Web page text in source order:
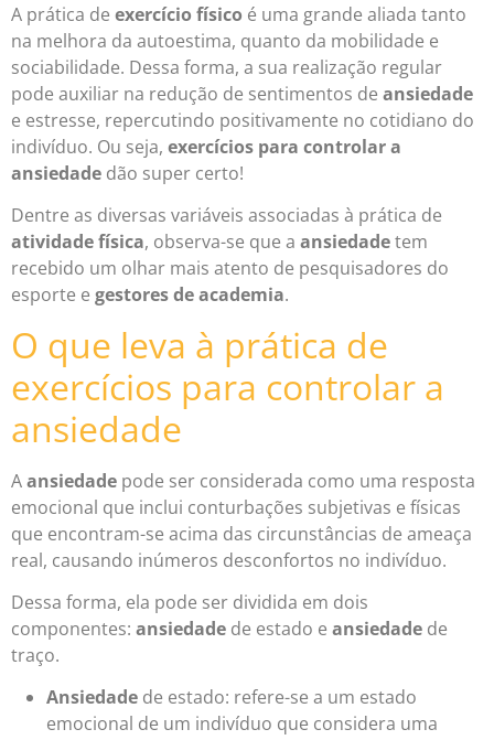
A prática de exercício físico é uma grande aliada tanto
na melhora da autoestima, quanto da mobilidade e
sociabilidade. Dessa forma, a sua realização regular
pode auxiliar na redução de sentimentos de ansiedade
e estresse, repercutindo positivamente no cotidiano do
indivíduo. Ou seja, exercícios para controlar a
ansiedade dão super certo!
Dentre as diversas variáveis associadas à prática de
atividade física, observa-se que a ansiedadetem
recebido um olhar mais atento de pesquisadores do
esporte e gestores de academia.
O que leva à prática de
exercícios para controlar a
ansiedade
Aansiedade pode ser considerada como uma resposta
emocional que inclui conturbações subjetivas e físicas
que encontram-se acima das circunstâncias de ameaça
real, causando inúmeros desconfortos no indivíduo.
Dessa forma, ela pode ser dividida em dois
componentes: ansiedade de estado e ansiedade de
traço.
Ansiedade de estado: refere-se a um estado
emocional de um indivíduo que considera uma